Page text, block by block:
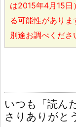
は2015年4月15日
る可能性があり
別途お調べくださ
いつも「読ん
さりありがと